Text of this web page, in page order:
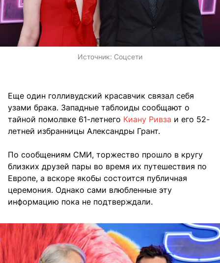
Источник: Соцсети
Еще один голливудский красавчик связал себя
узами брака. Западные таблоиды сообщают о
тайной помолвке 61-летнего Киану Ривза и его 52-
летней избранницы Александры Грант.
По сообщениям СМИ, торжество прошло в кругу
близких друзей пары во время их путешествия по
Европе, а вскоре якобы состоится публичная
церемония. Однако сами влюбленные эту
информацию пока не подтверждали.